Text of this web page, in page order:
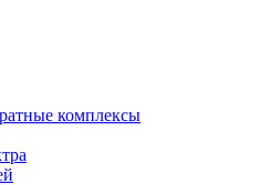
комплексы